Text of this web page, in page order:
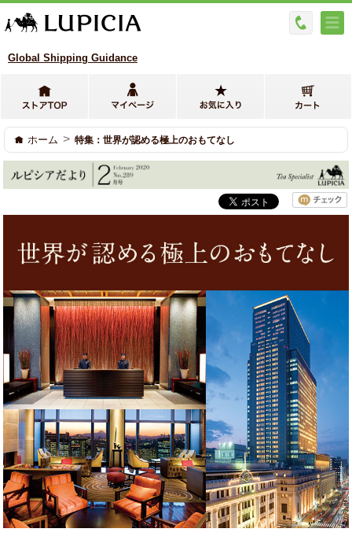
Global Shipping Guidance
ホーム > 特集：世界が認める極上のおもてなし